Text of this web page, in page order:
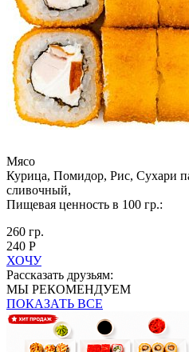
Мясо
Курица, Помидор, Рис, Сухари
сливочный,
Пищевая ценность в 100 гр.:
260 гр.
240 Р
ХОЧУ
Рассказать друзьям:
МЫ РЕКОМЕНДУЕМ
ПОКАЗАТЬ ВСЕ